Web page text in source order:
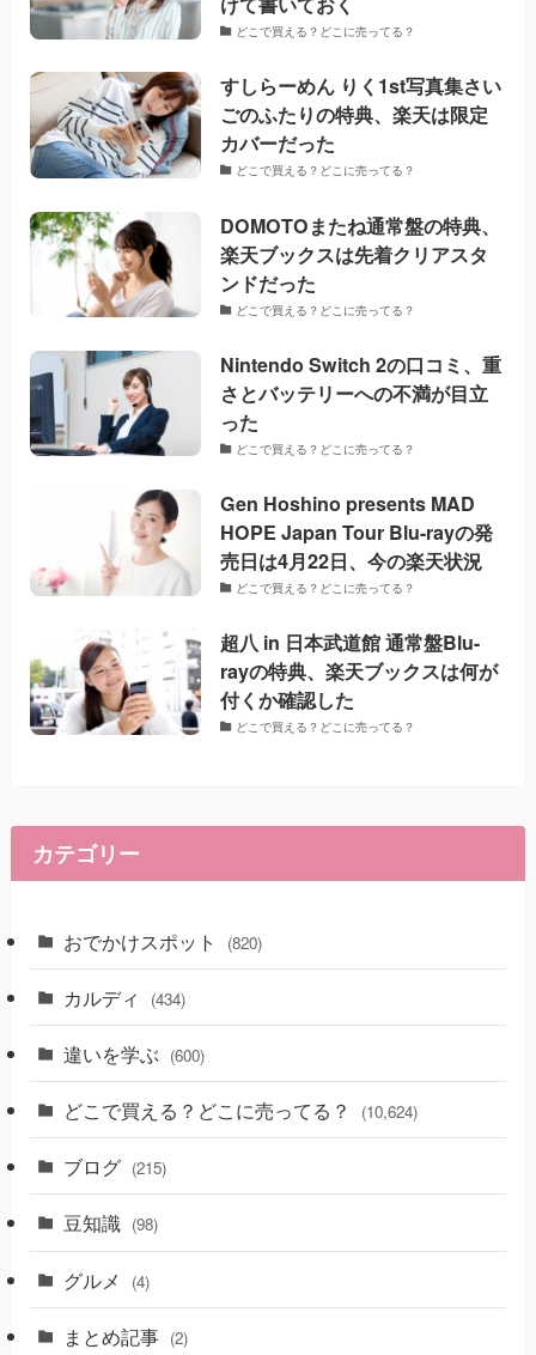
どこで買える？どこに売ってる？
すしらーめん りく1st写真集さい
ごのふたりの特典、楽天は限定
カバーだった
どこで買える？どこに売ってる？
DOMOTOまたね通常盤の特典、
楽天ブックスは先着クリアスタ
ンドだった
どこで買える？どこに売ってる？
Nintendo Switch 2の口コミ、重
さとバッテリーへの不満が目立
った
どこで買える？どこに売ってる？
Gen Hoshino presents MAD
HOPE Japan Tour Blu-rayの発
売日は4月22日、今の楽天状況
どこで買える？どこに売ってる？
超八 in 日本武道館 通常盤Blu-
rayの特典、楽天ブックスは何が
付くか確認した
どこで買える？どこに売ってる？
カテゴリー
おでかけスポット (820)
カルディ (434)
違いを学ぶ (600)
どこで買える？どこに売ってる？ (10,624)
ブログ (215)
豆知識 (98)
グルメ (4)
まとめ記事 (2)